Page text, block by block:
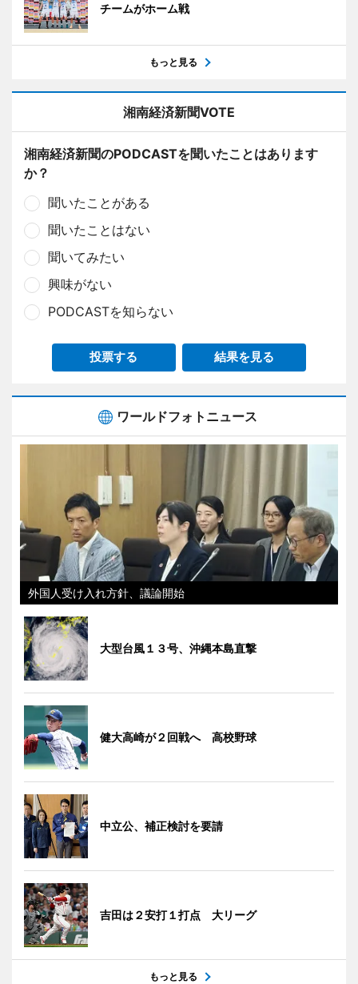
チームがホーム戦
もっと見る
湘南経済新聞VOTE
湘南経済新聞のPODCASTを聞いたことはあります
か？
聞いたことがある
聞いたことはない
聞いてみたい
興味がない
PODCASTを知らない
投票する 結果を見る
ワールドフォトニュース
外国人受け入れ方針、議論開始
大型台風１３号、沖縄本島直撃
健大高崎が２回戦へ 高校野球
中立公、補正検討を要請
吉田は２安打１打点 大リーグ
もっと見る